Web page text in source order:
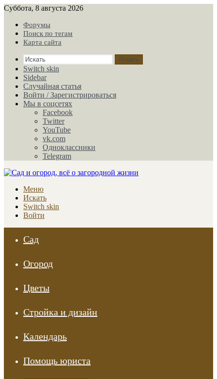
Суббота, 8 августа 2026
Форумы
Поиск по тегам
Карта сайта
Искать
Switch skin
Sidebar
Случайная статья
Войти / Зарегистрироваться
Мы в соцсетях
Facebook
Twitter
YouTube
vk.com
Одноклассники
Telegram
Меню
Искать
Switch skin
Войти
Сад
Огород
Цветы
Стройка и дизайн
Календарь
Помощь юриста